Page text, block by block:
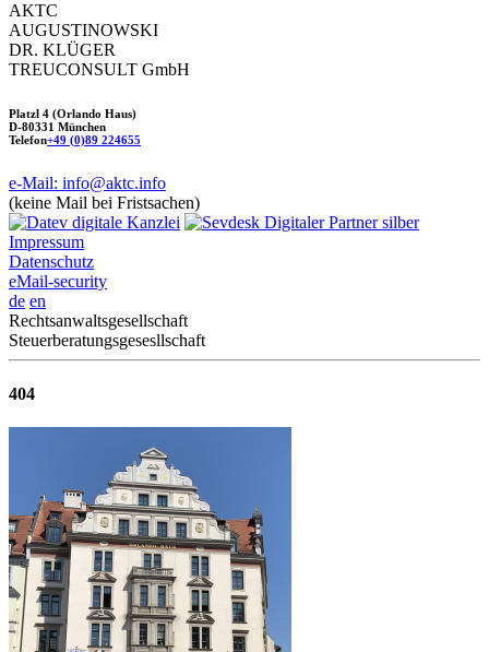
AKTC
AUGUSTINOWSKI
DR. KLÜGER
TREUCONSULT GmbH
Platzl 4 (Orlando Haus)
D-80331 München
Telefon+49 (0)89 224655
e-Mail: info@aktc.info
(keine Mail bei Fristsachen)
Impressum
Datenschutz
eMail-security
de en
Rechtsanwaltsgesellschaft
Steuerberatungsgesesllschaft
404